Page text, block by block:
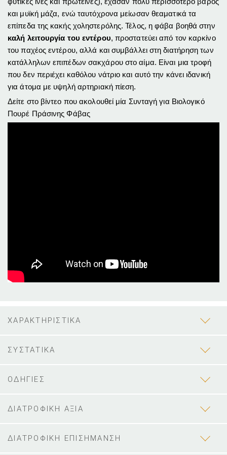
και μυϊκή μάζα, ενώ ταυτόχρονα μείωσαν θεαματικά τα
επίπεδα της κακής χοληστερόλης. Τέλος, η φάβα βοηθά στην
καλή λειτουργία του εντέρου, προστατεύει από τον καρκίνο
του παχέος εντέρου, αλλά και συμβάλλει στη διατήρηση των
κατάλληλων επιπέδων σακχάρου στο αίμα. Είναι μια τροφή
που δεν περιέχει καθόλου νάτριο και αυτό την κάνει ιδανική
για άτομα με υψηλή αρτηριακή πίεση.
Δείτε στο βίντεο που ακολουθεί μία Συνταγή για Βιολογικό
Πουρέ Πράσινης Φάβας
ΧΑΡΑΚΤΗΡΙΣΤΙΚΑ
ΣΥΣΤΑΤΙΚΑ
ΟΔΗΓΙΕΣ
ΔΙΑΤΡΟΦΙΚΗ ΑΞΙΑ
ΔΙΑΤΡΟΦΙΚΗ ΕΠΙΣΗΜΑΝΣΗ